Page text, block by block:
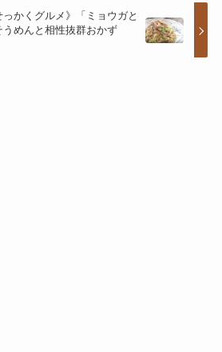
っかくグルメ》「ミョウガと
めんと相性抜群おかず